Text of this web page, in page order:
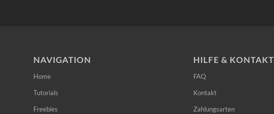
NAVIGATION
Home
Tutorials
Freebies
HILFE & KONTAKT
FAQ
Kontakt
Zahlungsarten